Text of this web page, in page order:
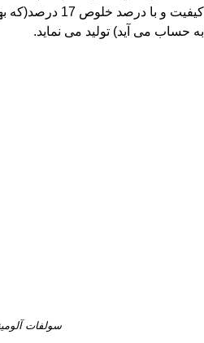
کیفیت و با درصد
به حساب می آید) تولید می نماید.
سولفات